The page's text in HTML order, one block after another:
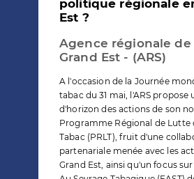
politique régionale
Est ?
Agence régionale de
Grand Est - (ARS)
A l'occasion de la Journée
tabac du 31 mai, l'ARS propose
d'horizon des actions de son
Programme Régional de Lutte
Tabac (PRLT), fruit d'une
partenariale menée avec les
Grand Est, ainsi qu'un focus